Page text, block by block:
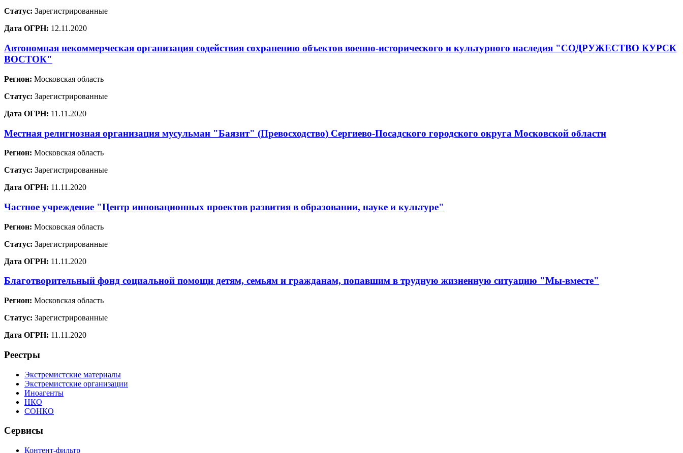
Статус: Зарегистрированные
Дата ОГРН: 12.11.2020
Автономная некоммерческая организация содействия сохранению объектов военно-исторического и культурного наследия "СОДРУЖЕСТВО КУРСК
ВОСТОК"
Регион: Московская область
Статус: Зарегистрированные
Дата ОГРН: 11.11.2020
Местная религиозная организация мусульман "Баязит" (Превосходство) Сергиево-Посадского городского округа Московской области
Регион: Московская область
Статус: Зарегистрированные
Дата ОГРН: 11.11.2020
Частное учреждение "Центр инновационных проектов развития в образовании, науке и культуре"
Регион: Московская область
Статус: Зарегистрированные
Дата ОГРН: 11.11.2020
Благотворительный фонд социальной помощи детям, семьям и гражданам, попавшим в трудную жизненную ситуацию "Мы-вместе"
Регион: Московская область
Статус: Зарегистрированные
Дата ОГРН: 11.11.2020
Реестры
Экстремистские материалы
Экстремистские организации
Иноагенты
НКО
СОНКО
Сервисы
Контент-фильтр